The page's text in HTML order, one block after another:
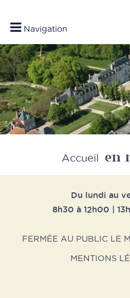
Navigation
Retour
Accueil en
Du lundi au
8h30 à 12h00 |
FERMÉE AU PUBLIC LE
MENTIONS